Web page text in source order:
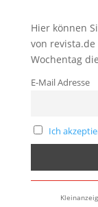
Hier können
von
Wochentag
E-Mail Adresse
Ich